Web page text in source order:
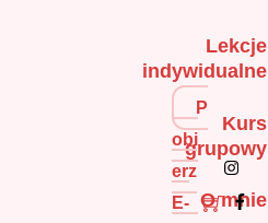
Lekcje
indywidualne
Kurs
grupowy
O mnie
P
obi
erz
E-